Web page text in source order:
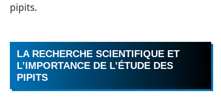
pipits.
LA RECHERCHE SCIENTIFIQUE ET
L’IMPORTANCE DE L’ÉTUDE DES
PIPITS